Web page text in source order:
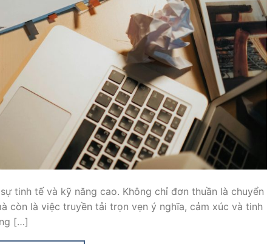
tinh tế và kỹ năng cao. Không chỉ đơn thuần là chuyển
còn là việc truyền tải trọn vẹn ý nghĩa, cảm xúc và tinh
[…]